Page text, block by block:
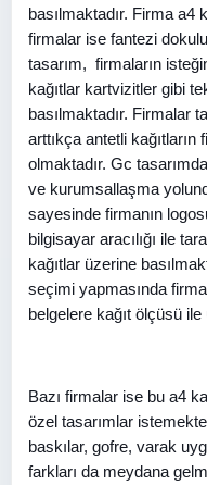
basılmaktadır. Firma a4
firmalar ise fantezi
tasarım, firmaların
kağıtlar kartvizitler gibi
basılmaktadır. Firmalar
arttıkça antetli
olmaktadır. Gc
ve kurumsallaşma
sayesinde firmanın
bilgisayar aracılığı ile
kağıtlar üzerine
seçimi yapmasında
belgelere kağıt ölçüsü
Bazı firmalar ise bu a4
özel tasarımlar
baskılar, gofre, varak
farkları da meydana